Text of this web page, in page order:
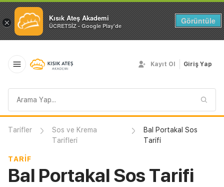
× Kısık Ateş Akademi
ÜCRETSİZ - Google Play'de
Görüntüle
sorgusu
Kayıt Ol Giriş Yap
Tarifler
Sos ve Krema
Tarifleri
Bal Portakal Sos
Tarifi
TARIF
Bal Portakal Sos Tarifi